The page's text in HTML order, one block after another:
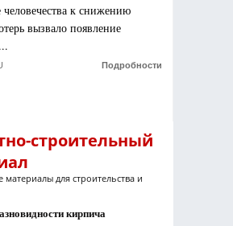
к снижению
вызвало появление
Подробности
строительный
для строительства и
кирпича